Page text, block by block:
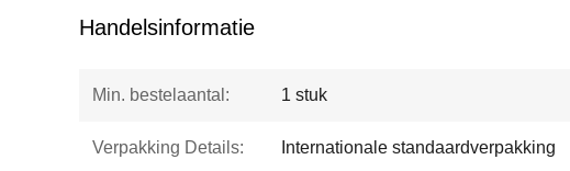
Handelsinformatie
Min. bestelaantal: 1 stuk
Verpakking Details: Internationale standaardverpakking